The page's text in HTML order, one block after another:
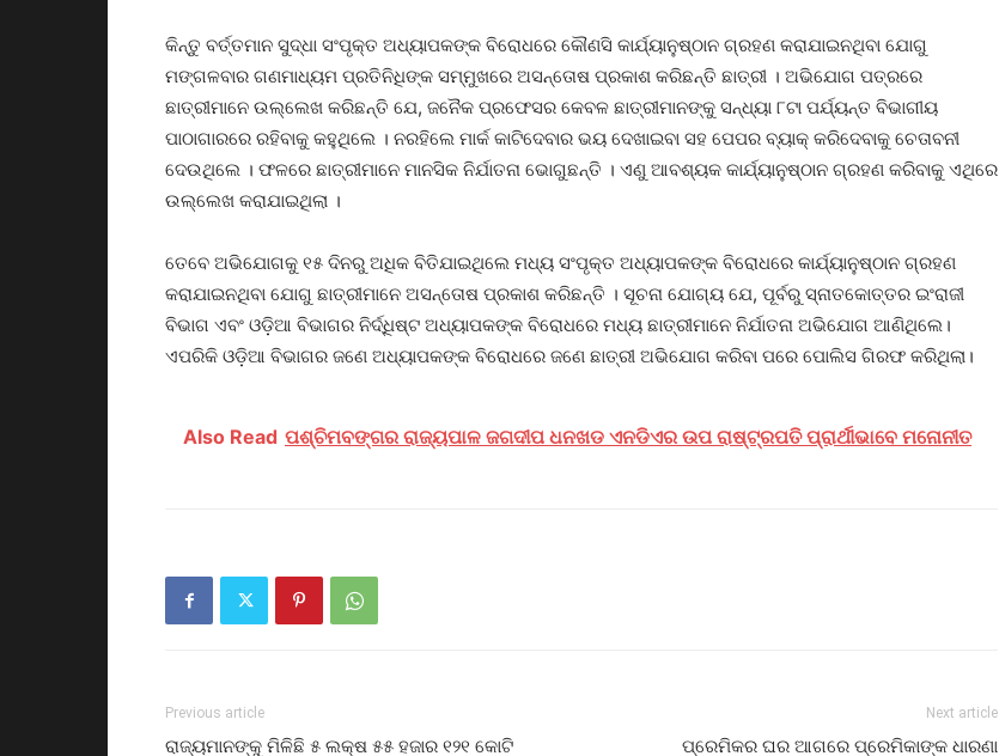
କିନ୍ତୁ ବର୍ତ୍ତମାନ ସୁଦ୍ଧା ସଂପୃକ୍ତ ଅଧ୍ୟାପକଙ୍କ ବିରୋଧରେ କୌଣସି କାର୍ଯ୍ୟାନୁଷ୍ଠାନ ଗ୍ରହଣ କରାଯାଇନଥିବା ଯୋଗୁ
ମଙ୍ଗଳବାର ଗଣମାଧ୍ୟମ ପ୍ରତିନିଧିଙ୍କ ସମ୍ମୁଖରେ ଅସନ୍ତୋଷ ପ୍ରକାଶ କରିଛନ୍ତି ଛାତ୍ରୀ । ଅଭିଯୋଗ ପତ୍ରରେ
ଛାତ୍ରୀମାନେ ଉଲ୍ଲେଖ କରିଛନ୍ତି ଯେ, ଜନୈକ ପ୍ରଫେସର କେବଳ ଛାତ୍ରୀମାନଙ୍କୁ ସନ୍ଧ୍ୟା ୮ଟା ପର୍ଯ୍ୟନ୍ତ ବିଭାଗୀୟ
ପାଠାଗାରରେ ରହିବାକୁ କହୁଥିଲେ । ନରହିଲେ ମାର୍କ କାଟିଦେବାର ଭୟ ଦେଖାଇବା ସହ ପେପର ବ୍ୟାକ୍ କରିଦେବାକୁ ଚେତାବନୀ
ଦେଉଥିଲେ । ଫଳରେ ଛାତ୍ରୀମାନେ ମାନସିକ ନିର୍ଯାତନା ଭୋଗୁଛନ୍ତି । ଏଣୁ ଆବଶ୍ୟକ କାର୍ଯ୍ୟାନୁଷ୍ଠାନ ଗ୍ରହଣ କରିବାକୁ ଏଥିରେ
ଉଲ୍ଲେଖ କରାଯାଇଥିଲା ।
ତେବେ ଅଭିଯୋଗକୁ ୧୫ ଦିନରୁ ଅଧିକ ବିତିଯାଇଥିଲେ ମଧ୍ୟ ସଂପୃକ୍ତ ଅଧ୍ୟାପକଙ୍କ ବିରୋଧରେ କାର୍ଯ୍ୟାନୁଷ୍ଠାନ ଗ୍ରହଣ
କରାଯାଇନଥିବା ଯୋଗୁ ଛାତ୍ରୀମାନେ ଅସନ୍ତୋଷ ପ୍ରକାଶ କରିଛନ୍ତି । ସୂଚନା ଯୋଗ୍ୟ ଯେ, ପୂର୍ବରୁ ସ୍ନାତକୋତ୍ତର ଇଂରାଜୀ
ବିଭାଗ ଏବଂ ଓଡ଼ିଆ ବିଭାଗର ନିର୍ଦ୍ଧିଷ୍ଟ ଅଧ୍ୟାପକଙ୍କ ବିରୋଧରେ ମଧ୍ୟ ଛାତ୍ରୀମାନେ ନିର୍ଯାତନା ଅଭିଯୋଗ ଆଣିଥିଲେ।
ଏପରିକି ଓଡ଼ିଆ ବିଭାଗର ଜଣେ ଅଧ୍ୟାପକଙ୍କ ବିରୋଧରେ ଜଣେ ଛାତ୍ରୀ ଅଭିଯୋଗ କରିବା ପରେ ପୋଲିସ ଗିରଫ କରିଥିଲା।
Also Read ପଶ୍ଚିମବଙ୍ଗର ରାଜ୍ୟପାଳ ଜଗଦୀପ ଧନଖଡ ଏନଡିଏର ଉପ ରାଷ୍ଟ୍ରପତି ପ୍ରାର୍ଥୀଭାବେ ମନୋନୀତ
Previous article
ରାଜ୍ୟମାନଙ୍କୁ ମିଳିଛି ୫ ଲକ୍ଷ ୫୫ ହଜାର ୧୨୧ କୋଟି
Next article
ପ୍ରେମିକର ଘର ଆଗରେ ପ୍ରେମିକାଙ୍କ ଧାରଣା